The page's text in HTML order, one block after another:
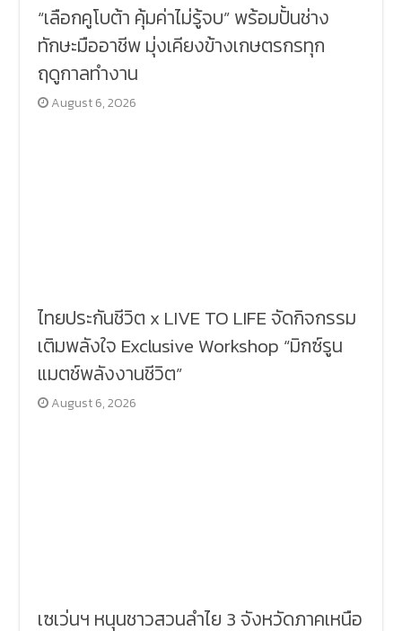
“เลือกคูโบต้า คุ้มค่าไม่รู้จบ” พร้อมปั้นช่าง
ทักษะมืออาชีพ มุ่งเคียงข้างเกษตรกรทุก
ฤดูกาลทำงาน
August 6, 2026
ไทยประกันชีวิต x LIVE TO LIFE จัดกิจกรรม
เติมพลังใจ Exclusive Workshop “มิกซ์รูน
แมตช์พลังงานชีวิต”
August 6, 2026
เซเว่นฯ หนุนชาวสวนลำไย 3 จังหวัดภาคเหนือ